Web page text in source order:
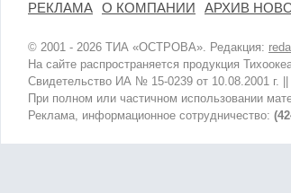
РЕКЛАМА О КОМПАНИИ АРХИВ
© 2001 - 2026 ТИА «ОСТРОВА». Редакция:
На сайте распространяется продукция
Свидетельство ИА № 15-0239 от 10.08.2001 г. ||
При полном или частичном использовании
Реклама, информационное сотрудничество: